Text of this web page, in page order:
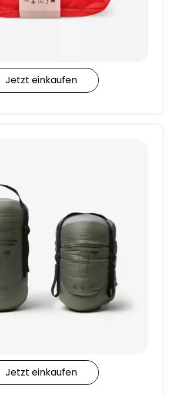
Jetzt einkaufen
Jetzt einkaufen